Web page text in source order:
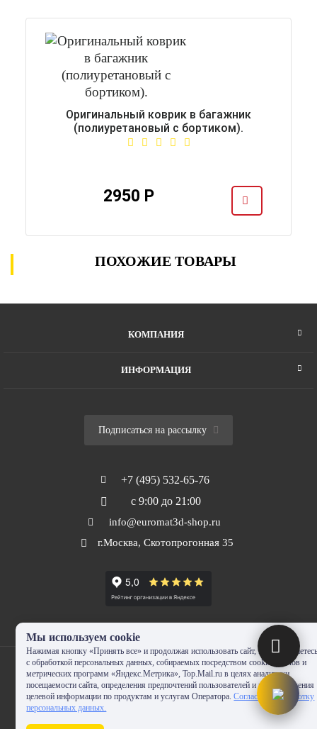
Оригинальный коврик в багажник
(полиуретановый с бортиком).
2950 Р
ПОХОЖИЕ ТОВАРЫ
КОМПАНИЯ
ИНФОРМАЦИЯ
Подписаться на рассылку
+7 (495) 532-65-76
с 9:00 до 21:00
info@euromat3d-shop.ru
г.Москва, Скотопрогонная 35
© 2010-2024 - EUROMAT|3D-SHOP.RU. Все права защищены. Копирование
Мы используем cookie
Нажимая кнопку «Принять все» и продолжая использовать сайт, Вы
с обработкой персональных данных, собираемых посредством cookie-файлов и
метрических программ «Яндекс.Метрика», Top.Mail.ru в целях аналитики
посещаемости сайта, определения предпочтений пользователей и предоставления
целевой информации по продуктам и услугам Оператора.Согласие на обработку
персональных данных.